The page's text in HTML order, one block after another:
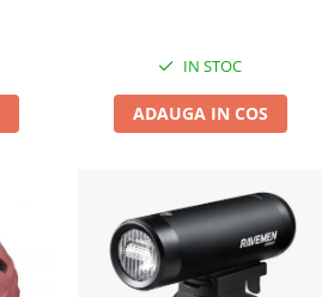
IN STOC
ADAUGA IN COS